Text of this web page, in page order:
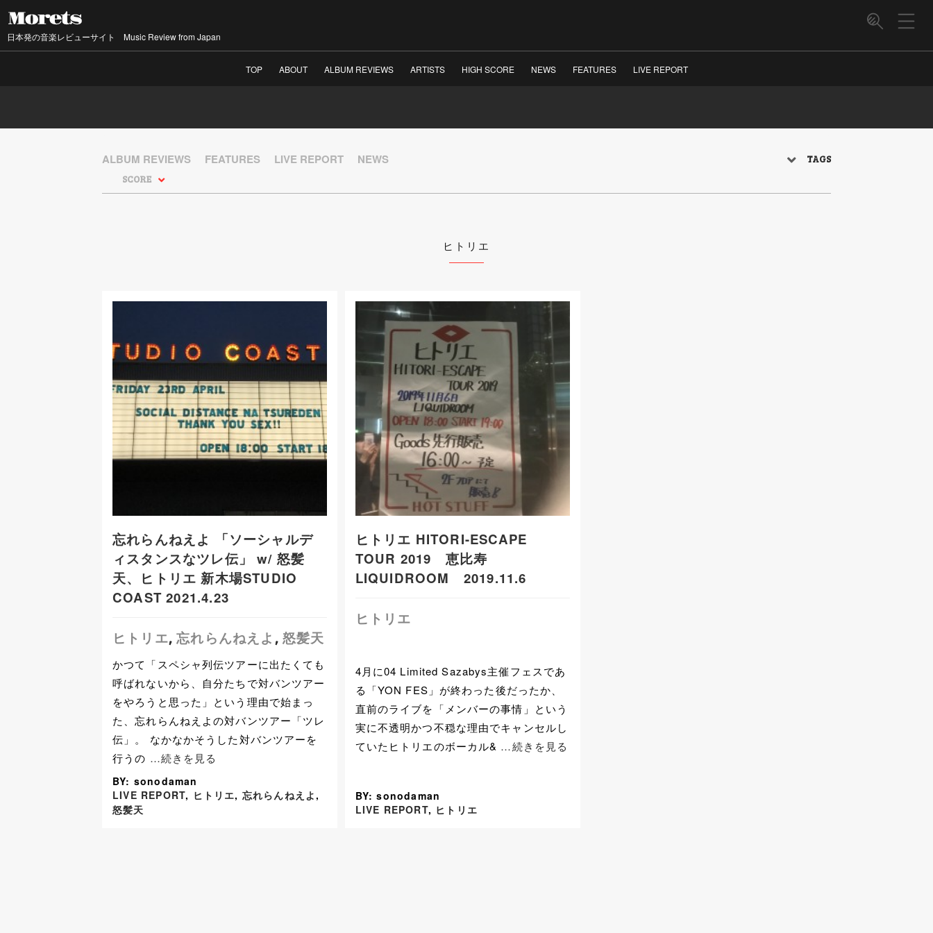
日本発の音楽レビューサイト Music Review from Japan
TOP ABOUT ALBUM REVIEWS ARTISTS HIGH SCORE NEWS FEATURES LIVE REPORT
ALBUM REVIEWS
SCORE
FEATURES LIVE REPORT NEWS TAGS
ヒトリエ
忘れらんねえよ 「ソーシャルデ
ィスタンスなツレ伝」 w/ 怒髪
天、ヒトリエ 新木場STUDIO
COAST 2021.4.23
ヒトリエ,忘れらんねえよ ,怒髪天
かつて「スペシャ列伝ツアーに出たくても
呼ばれないから、自分たちで対バンツアー
をやろうと思った」という理由で始まっ
た、忘れらんねえよの対バンツアー「ツレ
伝」。 なかなかそうした対バンツアーを
行うの …続きを見る
BY: sonodaman
LIVE REPORT, ヒトリエ, 忘れらんねえよ,
怒髪天
ヒトリエ HITORI-ESCAPE
TOUR 2019 恵比寿
LIQUIDROOM 2019.11.6
ヒトリエ
4月に04 Limited Sazabys主催フェスであ
る「YON FES」が終わった後だったか、
直前のライブを「メンバーの事情」という
実に不透明かつ不穏な理由でキャンセルし
ていたヒトリエのボーカル& …続きを見る
BY: sonodaman
LIVE REPORT, ヒトリエ